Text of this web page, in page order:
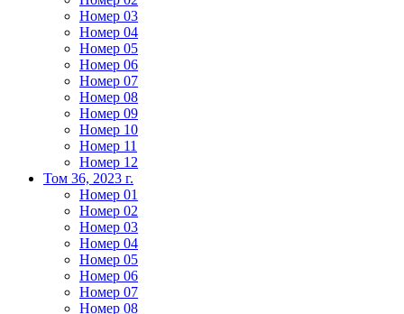
Номер 03
Номер 04
Номер 05
Номер 06
Номер 07
Номер 08
Номер 09
Номер 10
Номер 11
Номер 12
Том 36, 2023 г.
Номер 01
Номер 02
Номер 03
Номер 04
Номер 05
Номер 06
Номер 07
Номер 08